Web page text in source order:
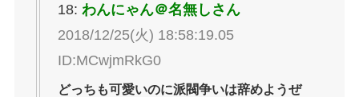
18: わんにゃん＠名無しさん
2018/12/25(火) 18:58:19.05
ID:MCwjmRkG0
どっちも可愛いのに派閥争いは辞めようぜ